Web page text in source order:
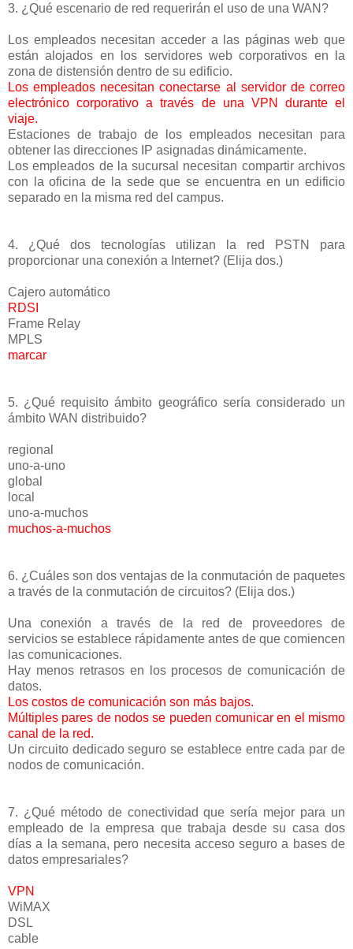
3. ¿Qué escenario de red requerirán el uso de una WAN?
Los empleados necesitan acceder a las páginas web que
están alojados en los servidores web corporativos en la
zona de distensión dentro de su edificio.
Los empleados necesitan conectarse al servidor de correo
electrónico corporativo a través de una VPN durante el
viaje.
Estaciones de trabajo de los empleados necesitan para
obtener las direcciones IP asignadas dinámicamente.
Los empleados de la sucursal necesitan compartir archivos
con la oficina de la sede que se encuentra en un edificio
separado en la misma red del campus.
4. ¿Qué dos tecnologías utilizan la red PSTN para
proporcionar una conexión a Internet? (Elija dos.)
Cajero automático
RDSI
Frame Relay
MPLS
marcar
5. ¿Qué requisito ámbito geográfico sería considerado un
ámbito WAN distribuido?
regional
uno-a-uno
global
local
uno-a-muchos
muchos-a-muchos
6. ¿Cuáles son dos ventajas de la conmutación de paquetes
a través de la conmutación de circuitos? (Elija dos.)
Una conexión a través de la red de proveedores de
servicios se establece rápidamente antes de que comiencen
las comunicaciones.
Hay menos retrasos en los procesos de comunicación de
datos.
Los costos de comunicación son más bajos.
Múltiples pares de nodos se pueden comunicar en el mismo
canal de la red.
Un circuito dedicado seguro se establece entre cada par de
nodos de comunicación.
7. ¿Qué método de conectividad que sería mejor para un
empleado de la empresa que trabaja desde su casa dos
días a la semana, pero necesita acceso seguro a bases de
datos empresariales?
VPN
WiMAX
DSL
cable